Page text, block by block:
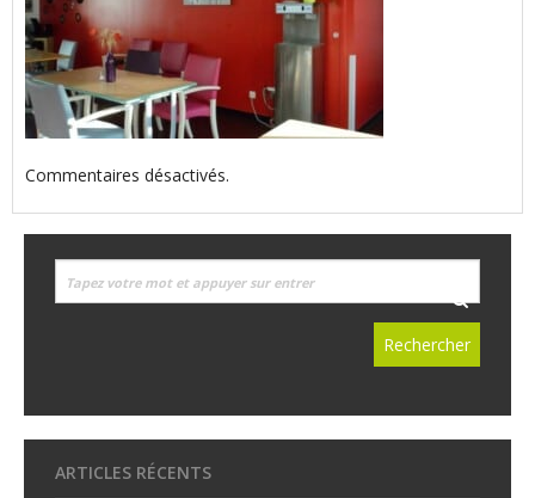
Commentaires désactivés.
ARTICLES RÉCENTS